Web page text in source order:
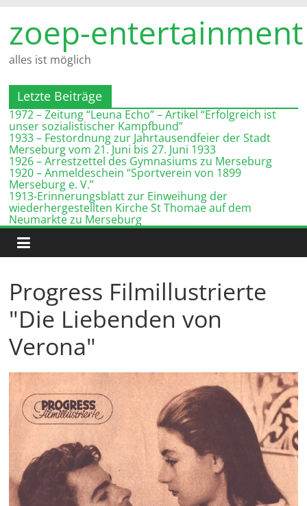
Inhalt
springen
zoep-entertainment
alles ist möglich
Letzte Beiträge
1972 – Zeitung “Leuna Echo” – Artikel “Erfolgreich ist
unser sozialistischer Kampfbund”
1933 – Festordnung zur Jahrtausendfeier der Stadt
Merseburg vom 21. Juni bis 27. Juni 1933
1926 – Arrestzettel des Gymnasiums zu Merseburg
1920 – Anmeldeschein “Sportverein von 1899
Merseburg e. V.”
1913-Erinnerungsblatt zur Einweihung der
wiederhergestellten Kirche St Thomae auf dem
Neumarkte zu Merseburg
Progress Filmillustrierte
"Die Liebenden von
Verona"